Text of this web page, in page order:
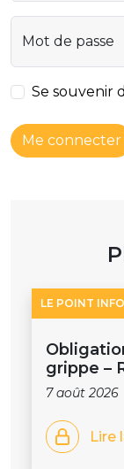
Mot de passe
Se souvenir
Me connecter
LE POINT
grippe –
7 août 2026
Lire